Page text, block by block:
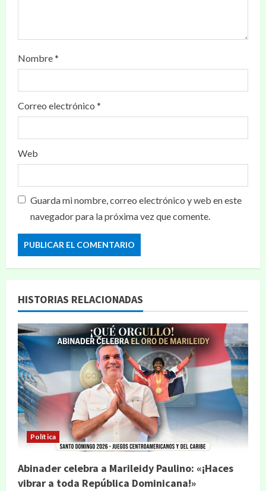
Nombre*
Correo electrónico *
Web
Guarda mi nombre, correo electrónico y web en este
navegador para la próxima vez que comente.
HISTORIAS RELACIONADAS
Política
Abinader celebra a Marileidy Paulino: «¡Haces
vibrar a toda República Dominicana!»